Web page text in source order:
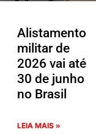
Alistamento
militar de
2026 vai até
30 de junho
no Brasil
LEIA MAIS »